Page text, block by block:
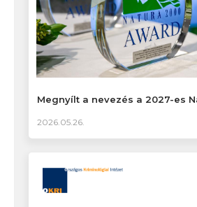
Megnyílt a nevezés a 2027-es
2026.05.26.